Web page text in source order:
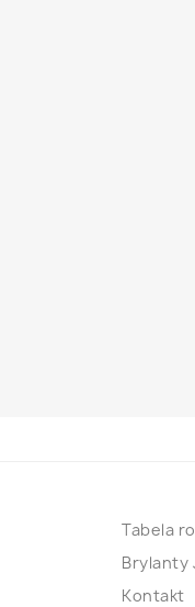
Tabela
Brylanty
Kontakt